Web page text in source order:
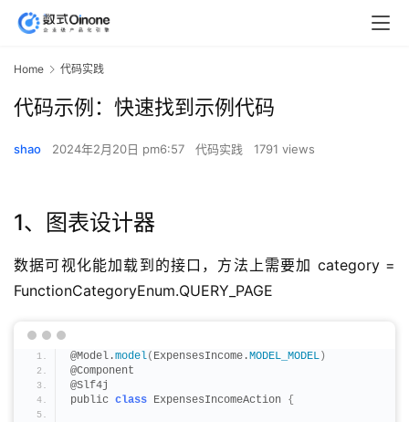
Home 代码实践
代码示例：快速找到示例代码
shao 2024年2月20日 pm6:57 代码实践 1791 views
1、图表设计器
数据可视化能加载到的接口，方法上需要加 category =
FunctionCategoryEnum.QUERY_PAGE
@Model.model( ExpensesIncome.MODEL_MODEL )
@Component
@Slf4j
public class ExpensesIncomeAction {